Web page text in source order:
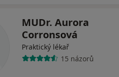
MUDr. Aurora
Corronsová
Praktický lékař
15 názorů